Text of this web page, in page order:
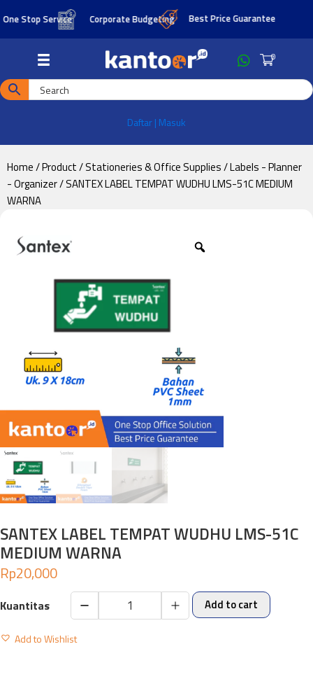
content
Stop Service Corporate Budgeting Best Price Guarantee
0
Daftar | Masuk
Home/Product/Stationeries & Office Supplies/Labels - Planner
- Organizer/ SANTEX LABEL TEMPAT WUDHU LMS-51C MEDIUM
WARNA
SANTEX LABEL TEMPAT WUDHU LMS-51C
MEDIUM WARNA
Rp20,000
SANTEX
LABEL
Add to cart
Add to Wishlist